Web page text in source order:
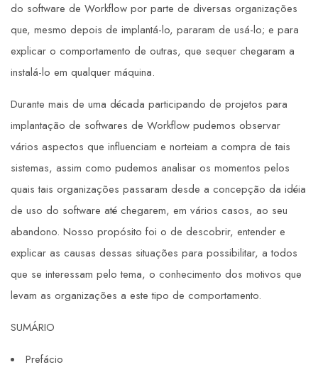
do software de Workflow por parte de diversas organizações
que, mesmo depois de implantá-lo, pararam de usá-lo; e para
explicar o comportamento de outras, que sequer chegaram a
instalá-lo em qualquer máquina.
Durante mais de uma década participando de projetos para
implantação de softwares de Workflow pudemos observar
vários aspectos que influenciam e norteiam a compra de tais
sistemas, assim como pudemos analisar os momentos pelos
quais tais organizações passaram desde a concepção da idéia
de uso do software até chegarem, em vários casos, ao seu
abandono. Nosso propósito foi o de descobrir, entender e
explicar as causas dessas situações para possibilitar, a todos
que se interessam pelo tema, o conhecimento dos motivos que
levam as organizações a este tipo de comportamento.
SUMÁRIO
Prefácio